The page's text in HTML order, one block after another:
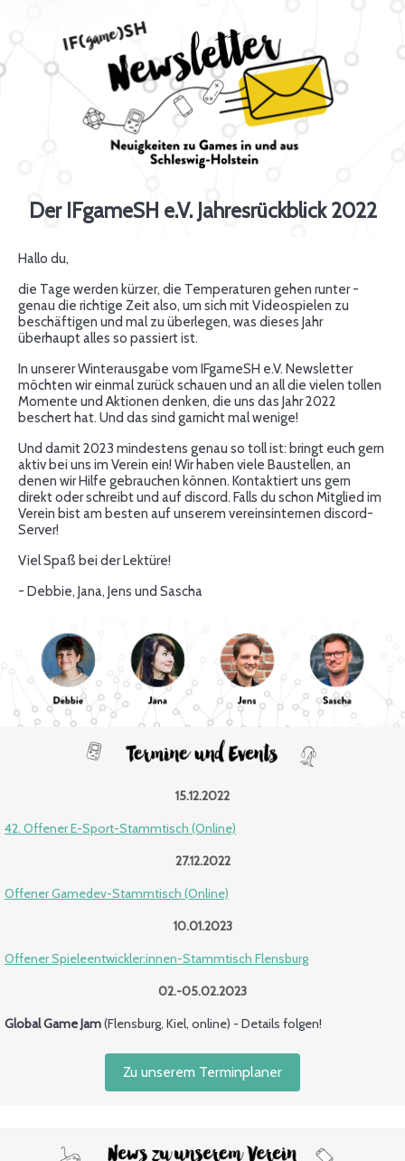
Der IFgameSH e.V. Jahresrückblick 2022
Hallo du,
die Tage werden kürzer, die Temperaturen gehen runter -
genau die richtige Zeit also, um sich mit Videospielen zu
beschäftigen und mal zu überlegen, was dieses Jahr
überhaupt alles so passiert ist.
In unserer Winterausgabe vom IFgameSH e.V. Newsletter
möchten wir einmal zurück schauen und an all die vielen tollen
Momente und Aktionen denken, die uns das Jahr 2022
beschert hat. Und das sind garnicht mal wenige!
Und damit 2023 mindestens genau so toll ist: bringt euch gern
aktiv bei uns im Verein ein! Wir haben viele Baustellen, an
denen wir Hilfe gebrauchen können. Kontaktiert uns gern
direkt oder schreibt und auf discord. Falls du schon Mitglied im
Verein bist am besten auf unserem vereinsinternen discord-
Server!
Viel Spaß bei der Lektüre!
- Debbie, Jana, Jens und Sascha
15.12.2022
42. Offener E-Sport-Stammtisch (Online)
27.12.2022
Offener Gamedev-Stammtisch (Online)
10.01.2023
Offener Spieleentwickler:innen-Stammtisch Flensburg
02.-05.02.2023
Global Game Jam(Flensburg, Kiel, online) - Details folgen!
Zu unserem Terminplaner